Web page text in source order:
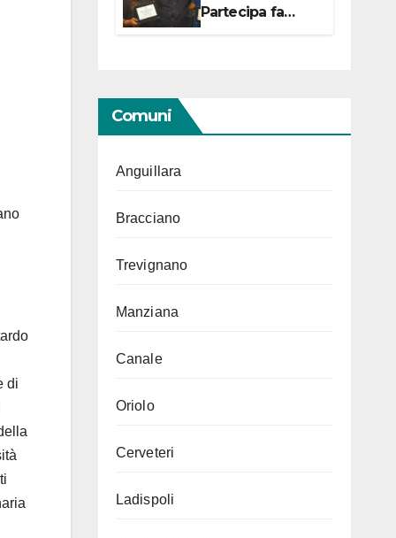
di
Partecipa fa
centro con due
Comuni
Anguillara
Bracciano
Trevignano
Manziana
Canale
Oriolo
Cerveteri
Ladispoli